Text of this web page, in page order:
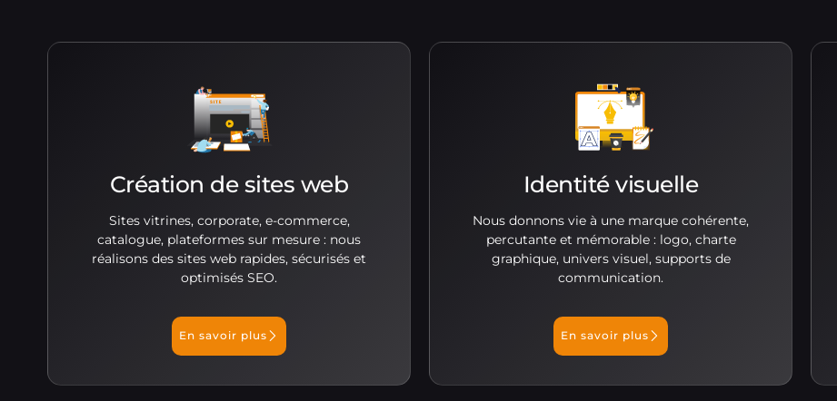
Création de sites web
Sites vitrines, corporate, e-commerce,
catalogue, plateformes sur mesure : nous
réalisons des sites web rapides, sécurisés et
optimisés SEO.
En savoir plus
Identité visuelle
Nous donnons vie à une marque cohérente,
percutante et mémorable : logo, charte
graphique, univers visuel, supports de
communication.
En savoir plus